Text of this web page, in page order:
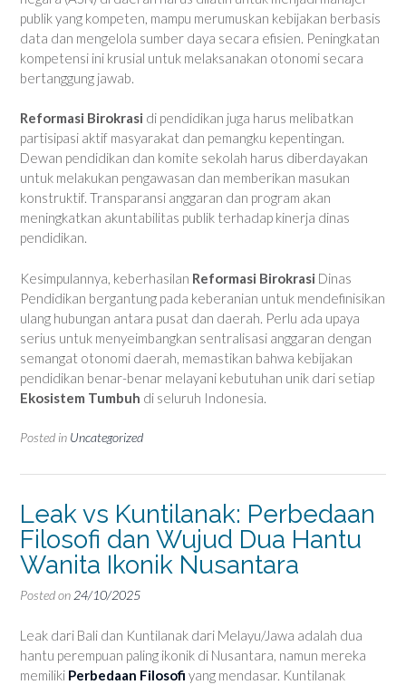
publik yang kompeten, mampu merumuskan kebijakan berbasis
data dan mengelola sumber daya secara efisien. Peningkatan
kompetensi ini krusial untuk melaksanakan otonomi secara
bertanggung jawab.
Reformasi Birokrasi di pendidikan juga harus melibatkan
partisipasi aktif masyarakat dan pemangku kepentingan.
Dewan pendidikan dan komite sekolah harus diberdayakan
untuk melakukan pengawasan dan memberikan masukan
konstruktif. Transparansi anggaran dan program akan
meningkatkan akuntabilitas publik terhadap kinerja dinas
pendidikan.
Kesimpulannya, keberhasilan Reformasi Birokrasi Dinas
Pendidikan bergantung pada keberanian untuk mendefinisikan
ulang hubungan antara pusat dan daerah. Perlu ada upaya
serius untuk menyeimbangkan sentralisasi anggaran dengan
semangat otonomi daerah, memastikan bahwa kebijakan
pendidikan benar-benar melayani kebutuhan unik dari setiap
Ekosistem Tumbuh di seluruh Indonesia.
Posted in Uncategorized
Leak vs Kuntilanak: Perbedaan
Filosofi dan Wujud Dua Hantu
Wanita Ikonik Nusantara
Posted on 24/10/2025
Leak dari Bali dan Kuntilanak dari Melayu/Jawa adalah dua
hantu perempuan paling ikonik di Nusantara, namun mereka
memiliki Perbedaan Filosofi yang mendasar. Kuntilanak